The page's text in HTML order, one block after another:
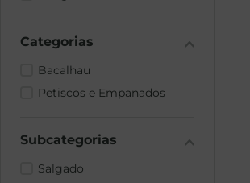
Bacalhau
Petiscos e Empanados
Salgado